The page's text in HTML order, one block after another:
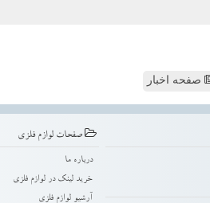
صفحه اخبار
صفحات لوازم فلزی
درباره ما
خرید لینک در لوازم فلزی
آرشیو لوازم فلزی